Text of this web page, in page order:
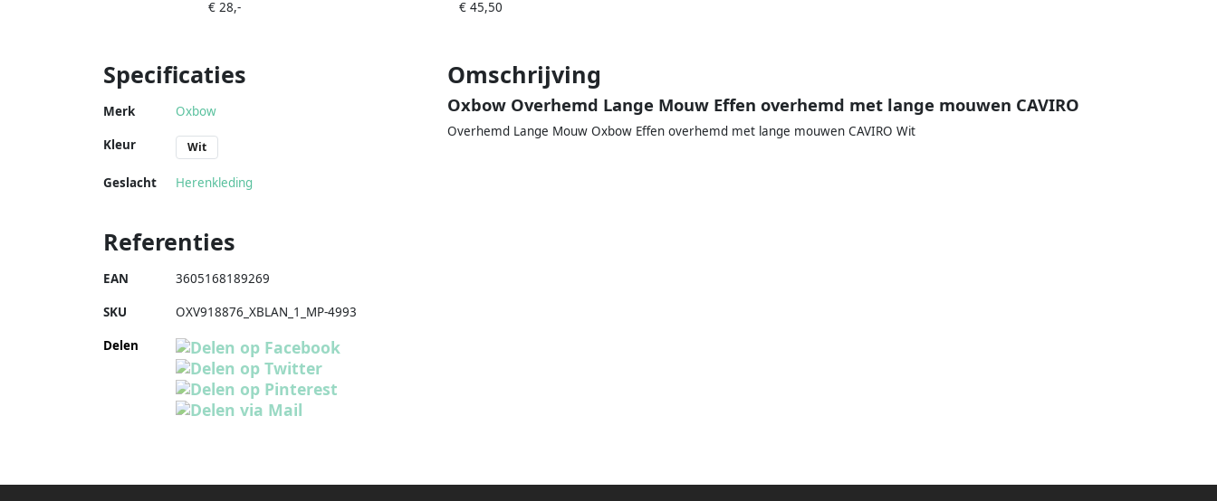
O1CARLOW
€ 28,-
P1COMMI
€ 45,50
Specificaties
Merk Oxbow
Kleur Wit
Geslacht Herenkleding
Omschrijving
Oxbow Overhemd Lange Mouw Effen overhemd met lange mouwen CAVIRO
Overhemd Lange Mouw Oxbow Effen overhemd met lange mouwen CAVIRO Wit
Referenties
EAN 3605168189269
SKU OXV918876_XBLAN_1_MP-4993
Delen